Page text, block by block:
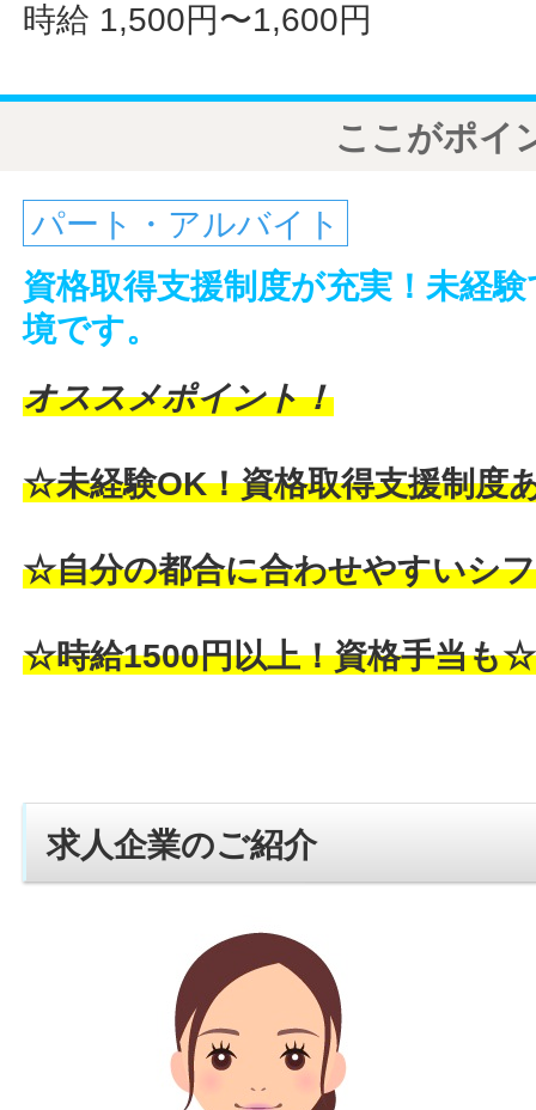
時給 1,500円〜1,600円
ここがポイ
パート・アルバイト
資格取得支援制度が充実！未経
境です。
オススメポイント！
☆未経験OK！資格取得支援制度
☆自分の都合に合わせやすいシ
☆時給1500円以上！資格手当も☆
求人企業のご紹介